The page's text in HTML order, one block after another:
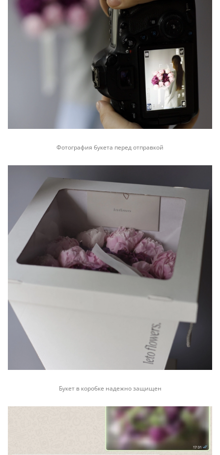
Фотография букета перед отправкой
Букет в коробке надежно защищен